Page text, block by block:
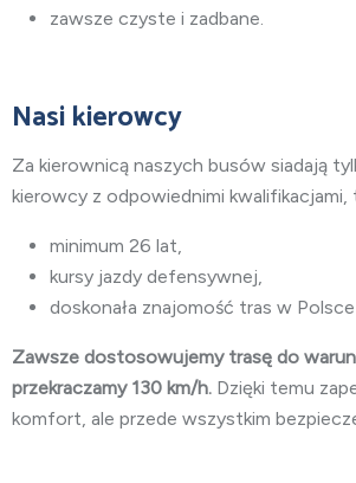
zawsze czyste i zadbane.
Nasi kierowcy
Za kierownicą naszych busów siadają
kierowcy z odpowiednimi kwalifikacjami,
minimum 26 lat,
kursy jazdy defensywnej,
doskonała znajomość tras w
Zawsze dostosowujemy trasę do
przekraczamy 130 km/h. Dzięki temu
komfort, ale przede wszystkim